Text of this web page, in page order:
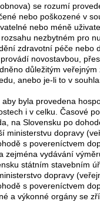
se rozumí
nebo poškozené v
nebo méně
nezbytném pro
zdravotní péče nebo
novostavbou,
důležitým
anebo je-li to v
byla provedena
i v celku. Časové
na Slovensku po
ministerstvu dopravy
s povereníctvem
zejména vydávání
státním stavebním
dopravy
s povereníctvem
a výkonné orgány se